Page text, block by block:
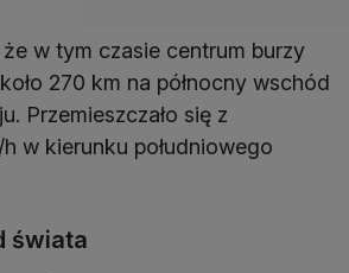
w tym czasie centrum burzy
270 km na północny wschód
Przemieszczało się z
w kierunku południowego
świata